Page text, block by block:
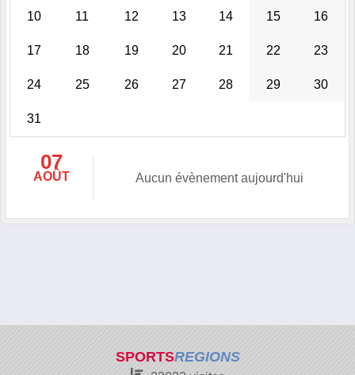
10 11 12 13 14 15 16
17 18 19 20 21 22 23
24 25 26 27 28 29 30
31
07
AOÛT Aucun évènement aujourd'hui
SPORTSREGIONS